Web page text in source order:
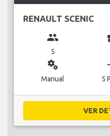
RENAULT SCENIC
group
5
miscellaneous_services
Manual 5
VER